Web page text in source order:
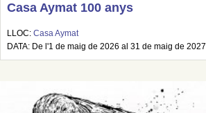
Casa Aymat 100 anys
LLOC: Casa Aymat
DATA: De l'1 de maig de 2026 al 31 de maig de 2027